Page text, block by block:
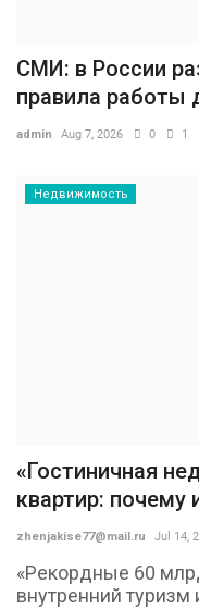
СМИ: в России
правила работы
admin Aug 7, 2026 0 1
Недвижимость
«Гостиничная
квартир: почему
zhenjakise77@mail.ru Jul 14,
«Рекордные 60
внутренний